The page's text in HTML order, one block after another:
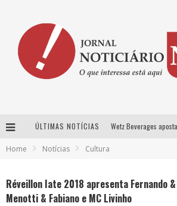
ÚLTIMAS NOTÍCIAS
Home Notícias Cultura
Réveillon Iate 2018 apresenta Fernando
Menotti & Fabiano e MC Livinho